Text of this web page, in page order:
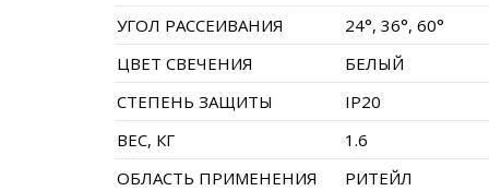
УГОЛ РАССЕИВАНИЯ
24°, 36°, 60°
ЦВЕТ СВЕЧЕНИЯ
БЕЛЫЙ
СТЕПЕНЬ ЗАЩИТЫ
IP20
ВЕС, КГ
1.6
ОБЛАСТЬ ПРИМЕНЕНИЯ
РИТЕЙЛ